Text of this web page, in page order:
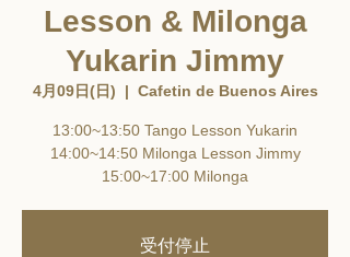
Lesson & Milonga
Yukarin Jimmy
4月09日(日)
  |
Cafetin de Buenos Aires
13:00~13:50 Tango Lesson Yukarin
14:00~14:50 Milonga Lesson Jimmy
15:00~17:00 Milonga
受付停止